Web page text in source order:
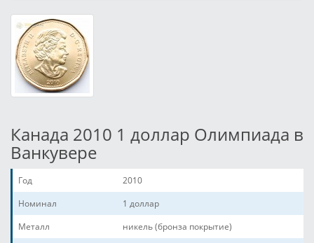
Канада 2010 1 доллар Олимпиада в
Ванкувере
Год
2010
Номинал
1 доллар
Металл
никель (бронза покрытие)